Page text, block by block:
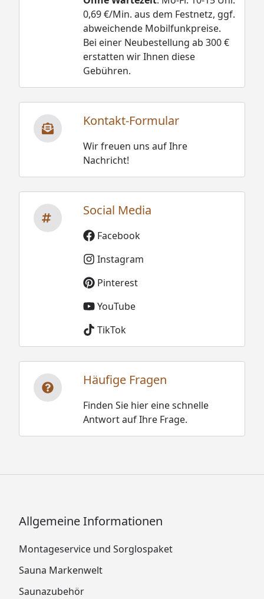
(Ofenset 7)
Kompakt-Saunaofen 5,4 kW mit integrierter
Steuerung (Ofenset 10)
Weka MH-Sauna Bergen 1.8 - Technische
Daten
0,69 €/Min. aus dem Festnetz, ggf.
abweichende Mobilfunkpreise.
Bei einer Neubestellung ab 300 €
erstatten wir Ihnen diese
Gebühren.
Kontakt-Formular
Wir freuen uns auf Ihre
Nachricht!
Social Media
Facebook
Instagram
Pinterest
YouTube
TikTok
Häufige Fragen
Finden Sie hier eine schnelle
Antwort auf Ihre Frage.
Allgemeine Informationen
Montageservice und Sorglospaket
Sauna Markenwelt
Saunazubehör